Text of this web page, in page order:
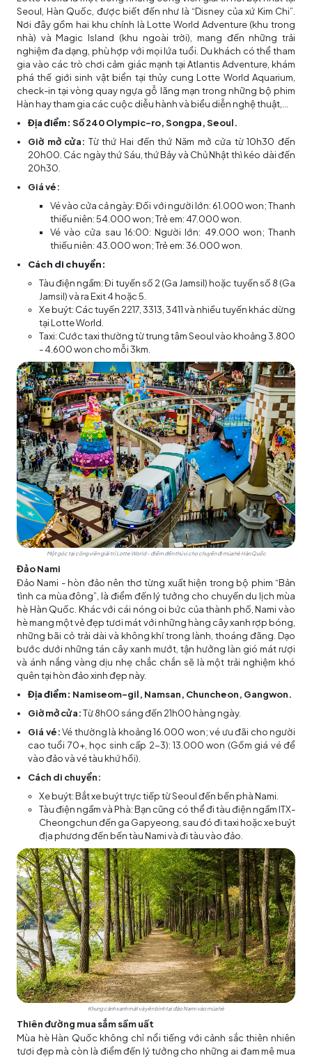
Seoul, Hàn Quốc, được biết đến như là “Disney của xứ Kim Chi”.
Nơi đây gồm hai khu chính là Lotte World Adventure (khu trong
nhà) và Magic Island (khu ngoài trời), mang đến những trải
nghiệm đa dạng, phù hợp với mọi lứa tuổi. Du khách có thể tham
gia vào các trò chơi cảm giác mạnh tại Atlantis Adventure, khám
phá thế giới sinh vật biển tại thủy cung Lotte World Aquarium,
check-in tại vòng quay ngựa gỗ lãng mạn trong những bộ phim
Hàn hay tham gia các cuộc diễu hành và biểu diễn nghệ thuật,...
Địa điểm: Số 240 Olympic-ro, Songpa, Seoul.
Giờ mở cửa: Từ thứ Hai đến thứ Năm mở cửa từ 10h30 đến
20h00. Các ngày thứ Sáu, thứ Bảy và Chủ Nhật thì kéo dài đến
20h30.
Giá vé:
Vé vào cửa cả ngày: Đối với người lớn: 61.000 won; Thanh
thiếu niên: 54.000 won; Trẻ em: 47.000 won.
Vé vào cửa sau 16:00: Người lớn: 49.000 won; Thanh
thiếu niên: 43.000 won; Trẻ em: 36.000 won.
Cách di chuyển:
Tàu điện ngầm: Đi tuyến số 2 (Ga Jamsil) hoặc tuyến số 8 (Ga
Jamsil) và ra Exit 4 hoặc 5.
Xe buýt: Các tuyến 2217, 3313, 3411 và nhiều tuyến khác dừng
tại Lotte World.
Taxi: Cước taxi thường từ trung tâm Seoul vào khoảng 3.800
- 4.600 won cho mỗi 3km.
Một góc tại công viên giải trí Lotte World - điểm đến thú vị cho chuyến đi mùa hè Hàn Quốc
Đảo Nami
Đảo Nami - hòn đảo nên thơ từng xuất hiện trong bộ phim “Bản
tình ca mùa đông”, là điểm đến lý tưởng cho chuyến du lịch mùa
hè Hàn Quốc. Khác với cái nóng oi bức của thành phố, Nami vào
hè mang một vẻ đẹp tươi mát với những hàng cây xanh rợp bóng,
những bãi cỏ trải dài và không khí trong lành, thoáng đãng. Dạo
bước dưới những tán cây xanh mướt, tận hưởng làn gió mát rượi
và ánh nắng vàng dịu nhẹ chắc chắn sẽ là một trải nghiệm khó
quên tại hòn đảo xinh đẹp này.
Địa điểm: Namiseom-gil, Namsan, Chuncheon, Gangwon.
Giờ mở cửa:Từ 8h00 sáng đến 21h00 hàng ngày.
Giá vé:Vé thường là khoảng 16.000 won; vé ưu đãi cho người
cao tuổi 70+, học sinh cấp 2-3): 13.000 won (Gồm giá vé để
vào đảo và vé tàu khứ hồi).
Cách di chuyển:
Xe buýt: Bắt xe buýt trực tiếp từ Seoul đến bến phà Nami.
Tàu điện ngầm và Phà: Bạn cũng có thể đi tàu điện ngầm ITX-
Cheongchun đến ga Gapyeong, sau đó đi taxi hoặc xe buýt
địa phương đến bến tàu Nami và đi tàu vào đảo.
Khung cảnh xanh mát và yên bình tại đảo Nami vào mùa hè
Thiên đường mua sắm sầm uất
Mùa hè Hàn Quốc không chỉ nổi tiếng với cảnh sắc thiên nhiên
tươi đẹp mà còn là điểm đến lý tưởng cho những ai đam mê mua